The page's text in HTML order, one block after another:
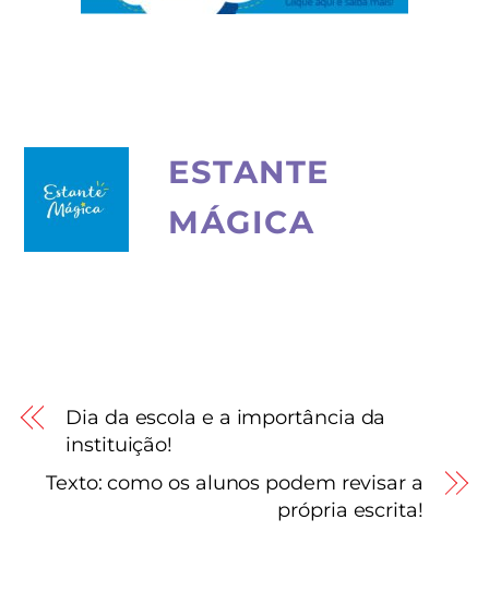
ESTANTE
MÁGICA
Dia da escola e a importância da
instituição!
Texto: como os alunos podem revisar a
própria escrita!